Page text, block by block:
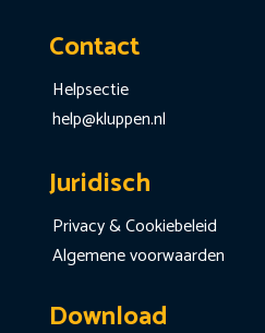
Contact
Helpsectie
help@kluppen.nl
Juridisch
Privacy & Cookiebeleid
Algemene voorwaarden
Download